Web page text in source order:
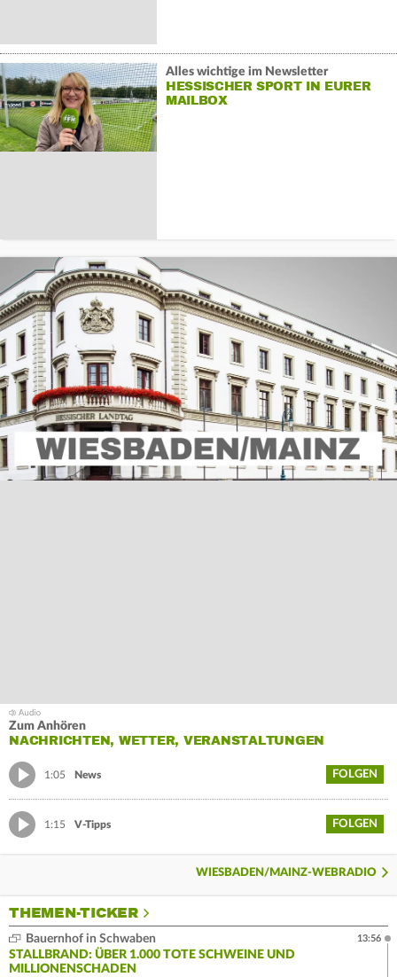
Alles wichtige im Newsletter
HESSISCHER SPORT IN EURER
MAILBOX
Zum Anhören
NACHRICHTEN, WETTER, VERANSTALTUNGEN
1:05 News FOLGEN
1:15 V-Tipps FOLGEN
WIESBADEN/MAINZ-WEBRADIO
THEMEN-TICKER
Bauernhof in Schwaben
STALLBRAND: ÜBER 1.000 TOTE SCHWEINE UND
MILLIONENSCHADEN
13:56